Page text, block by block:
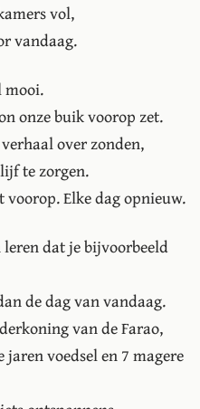
vol,
vandaag.
mooi.
onze buik voorop zet.
over zonden,
te zorgen.
voorop. Elke dag opnieuw.
leren dat je bijvoorbeeld
de dag van vandaag.
van de Farao,
voedsel en 7 magere